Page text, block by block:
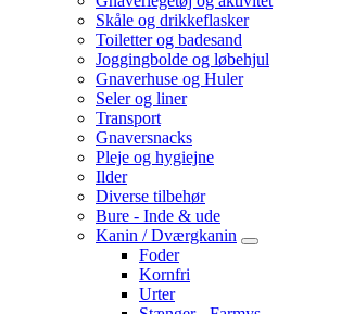
Skåle og drikkeflasker
Toiletter og badesand
Joggingbolde og løbehjul
Gnaverhuse og Huler
Seler og liner
Transport
Gnaversnacks
Pleje og hygiejne
Ilder
Diverse tilbehør
Bure - Inde & ude
Kanin / Dværgkanin
Foder
Kornfri
Urter